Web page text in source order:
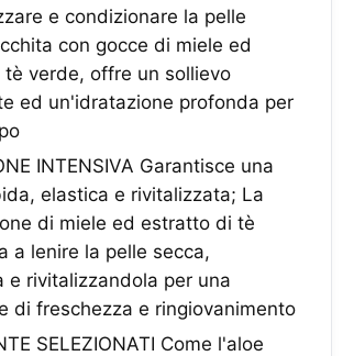
e condizionare la pelle
con gocce di miele ed
verde, offre un sollievo
ed un'idratazione profonda per
INTENSIVA Garantisce una
elastica e rivitalizzata; La
di miele ed estratto di tè
a lenire la pelle secca,
e rivitalizzandola per una
di freschezza e ringiovanimento
SELEZIONATI Come l'aloe